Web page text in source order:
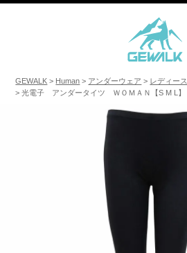
GEWALK Human アンダーウェア
レディース
光電子 アンダータイツ ＷＯＭＡＮ【S M L】